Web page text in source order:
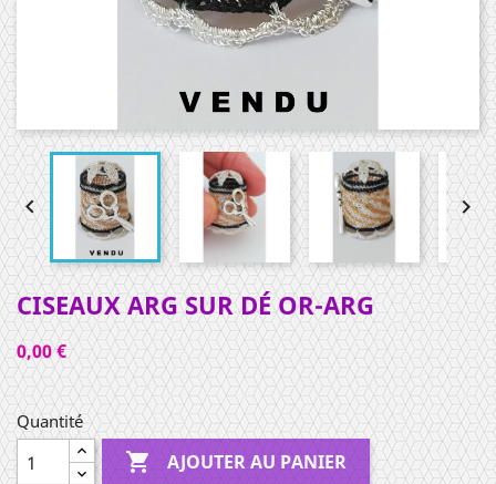
 
CISEAUX ARG SUR DÉ OR-ARG
0,00 €
Quantité
 AJOUTER AU PANIER